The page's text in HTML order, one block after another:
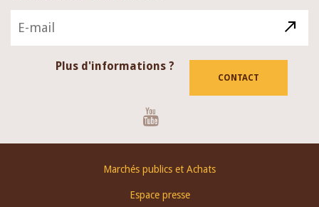
Plus d'informations ?
CONTACT
Marchés publics et Achats
Espace presse